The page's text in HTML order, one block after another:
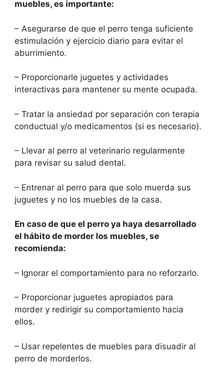
muebles, es importante:
– Asegurarse de que el perro tenga suficiente
estimulación y ejercicio diario para evitar el
aburrimiento.
– Proporcionarle juguetes y actividades
interactivas para mantener su mente ocupada.
– Tratar la ansiedad por separación con terapia
conductual y/o medicamentos (si es necesario).
– Llevar al perro al veterinario regularmente
para revisar su salud dental.
– Entrenar al perro para que solo muerda sus
juguetes y no los muebles de la casa.
En caso de que el perro ya haya desarrollado
el hábito de morder los muebles, se
recomienda:
– Ignorar el comportamiento para no reforzarlo.
– Proporcionar juguetes apropiados para
morder y redirigir su comportamiento hacia
ellos.
– Usar repelentes de muebles para disuadir al
perro de morderlos.